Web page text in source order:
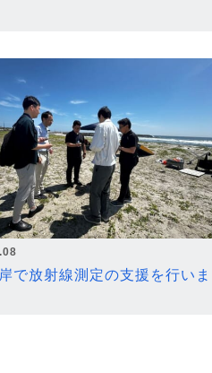
で放射線測定の支援を行いま